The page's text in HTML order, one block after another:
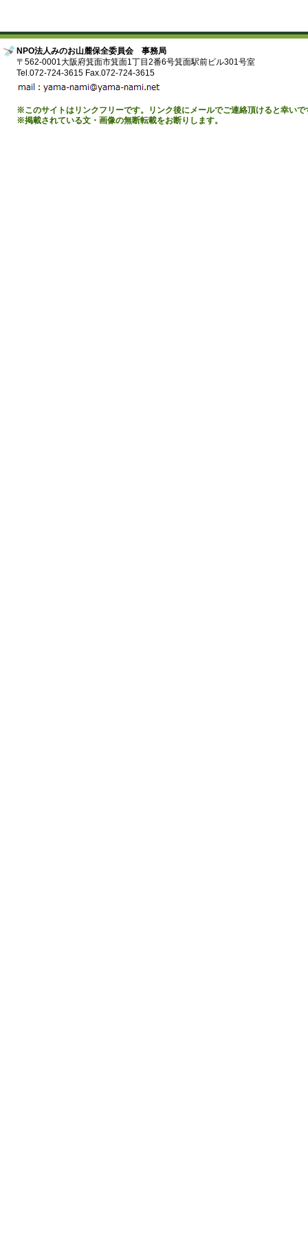
NPO法人みのお山麓保全委員会 事務局
〒562-0001大阪府箕面市箕面1丁目2番6号箕面駅前ビル301号室
Tel.072-724-3615 Fax.072-724-3615
※このサイトはリンクフリーです。リンク後にメールでご連絡頂けると幸いで
※掲載されている文・画像の無断転載をお断りします。